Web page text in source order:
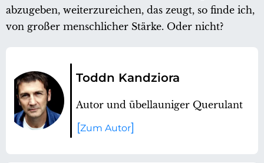
abzugeben, weiterzureichen, das zeugt, so finde ich,
von großer menschlicher Stärke. Oder nicht?
Toddn Kandziora
Autor und übellauniger Querulant
Zum Autor